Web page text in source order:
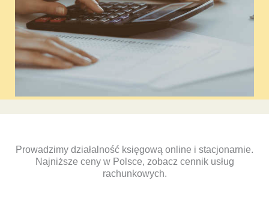
Prowadzimy działalność księgową online i stacjonarnie.
Najniższe ceny w Polsce, zobacz cennik usług
rachunkowych.